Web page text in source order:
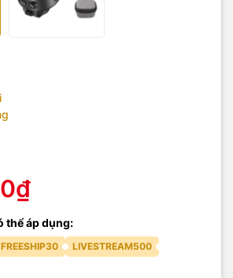
thể áp dụng:
FREESHIP30
LIVESTREAM500